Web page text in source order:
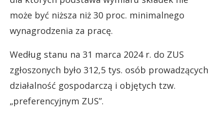
może być niższa niż 30 proc. minimalnego
wynagrodzenia za pracę.
Według stanu na 31 marca 2024 r. do ZUS
zgłoszonych było 312,5 tys. osób prowadzących
działalność gospodarczą i objętych tzw.
„preferencyjnym ZUS”.